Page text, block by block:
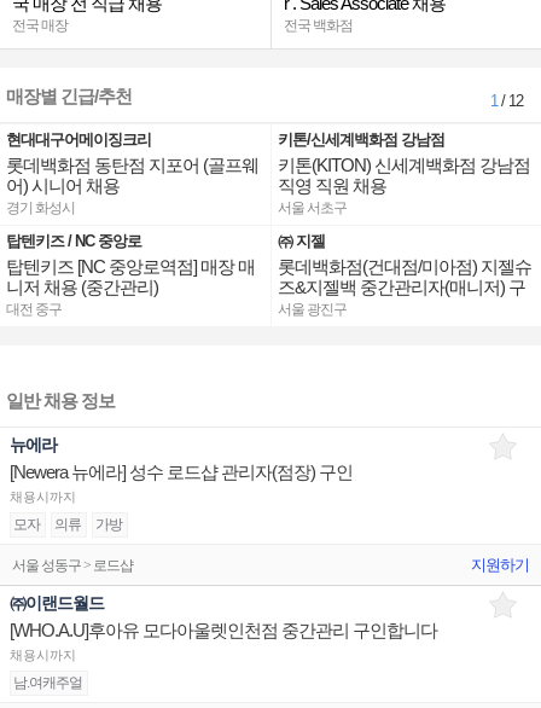
전국 매장 전국 백화점
매장별 긴급/추천 1/ 12
현대대구어메이징크리
롯데백화점 동탄점 지포어 (골프웨
어) 시니어 채용
경기 화성시
탑텐키즈 / NC 중앙로
탑텐키즈 [NC 중앙로역점] 매장 매
니저 채용 (중간관리)
대전 중구
키톤/신세계백화점 강남점
키톤(KITON) 신세계백화점 강남점
직영 직원 채용
서울 서초구
㈜ 지젤
롯데백화점(건대점/미아점) 지젤슈
즈&지젤백 중간관리자(매니저) 구
인합니다
서울 광진구
일반 채용 정보
뉴에라
[Newera 뉴에라] 성수 로드샵 관리자(점장) 구인
채용시까지
모자 의류 가방
서울 성동구 > 로드샵 지원하기
㈜이랜드월드
[WHO.A.U]후아유 모다아울렛인천점 중간관리 구인합니다
채용시까지
남.여캐주얼